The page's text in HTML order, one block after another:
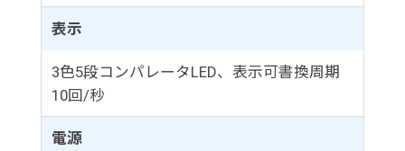
表示
3色5段コンパレータLED、表示可書換周期
10回/秒
電源